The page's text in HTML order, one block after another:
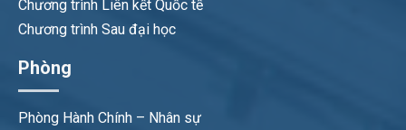
Chương trình Liên kết Quốc tế
Chương trình Sau đại học
Phòng
Phòng Hành Chính – Nhân sự